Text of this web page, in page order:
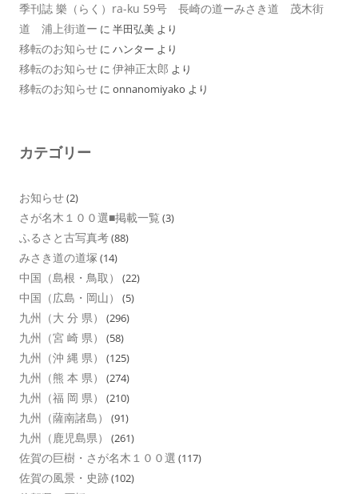
季刊誌 樂（らく）ra-ku 59号 長崎の道ーみさき道 茂木街
道 浦上街道ー に 半田弘美 より
移転のお知らせ に ハンター より
移転のお知らせ に 伊神正太郎 より
移転のお知らせ に onnanomiyako より
カテゴリー
お知らせ(2)
さが名木１００選■掲載一覧 (3)
ふるさと古写真考(88)
みさき道の道塚 (14)
中国（島根・鳥取） (22)
中国（広島・岡山） (5)
九州（大 分 県） (296)
九州（宮 崎 県） (58)
九州（沖 縄 県） (125)
九州（熊 本 県） (274)
九州（福 岡 県） (210)
九州（薩南諸島） (91)
九州（鹿児島県） (261)
佐賀の巨樹・さが名木１００選 (117)
佐賀の風景・史跡(102)